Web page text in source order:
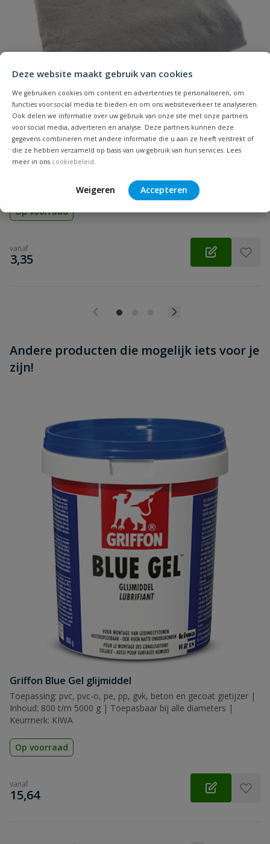
Deze website maakt gebruik van cookies
We gebruiken cookies om content en advertenties te personaliseren, om
functies voor social media te bieden en om ons websiteverkeer te analyseren.
Ook delen we informatie over uw gebruik van onze site met onze partners
voor social media, adverteren en analyse. Deze partners kunnen deze
gegevens combineren met andere informatie die u aan ze heeft verstrekt of
die ze hebben verzameld op basis van uw gebruik van hun services. Lees
meer in ons cookiebeleid.
Weigeren Accepteren
Installatiediepte
onbelast
zwaar verkeer
80 cm
Lengte 1500 mm
Materiaal PP
Naam
Samenvatting
Beoordeling
Beoordeling versturen
Geotextiel
drainage systemen
Op voorraad
vanaf
€
3,35
Andere producten die mogelijk iets voor je
zijn!
Griffon Blue Gel glijmiddel
Toepassing: pvc, pvc-o, pe, pp, gvk, beton en gecoat gietijzer |
Inhoud: 800 t/m 5000 g | Toepasbaar bij alle diameters |
Keurmerk: KIWA
Op voorraad
vanaf
€
15,64